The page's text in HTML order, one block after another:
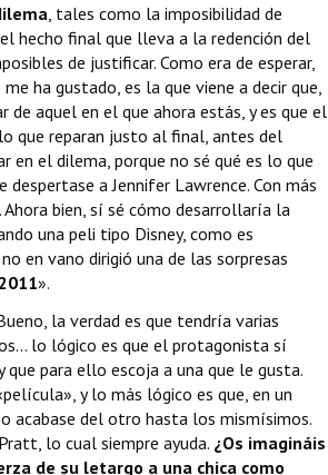
, tales como la imposibilidad de
hecho final que lleva a la redención del
de justificar. Como era de esperar,
ha gustado, es la que viene a decir que,
aquel en el que ahora estás, y es que el
que reparan justo al final, antes del
en el dilema, porque no sé qué es lo que
a Jennifer Lawrence. Con más
bien, sí sé cómo desarrollaría la
una peli tipo Disney, como es
en vano dirigió una de las sorpresas
».
la verdad es que tendría varias
lo lógico es que el protagonista sí
para ello escoja a una que le gusta.
y lo más lógico es que, en un
acabase del otro hasta los mismísimos.
lo cual siempre ayuda. ¿Os imagináis
de su letargo a una chica como